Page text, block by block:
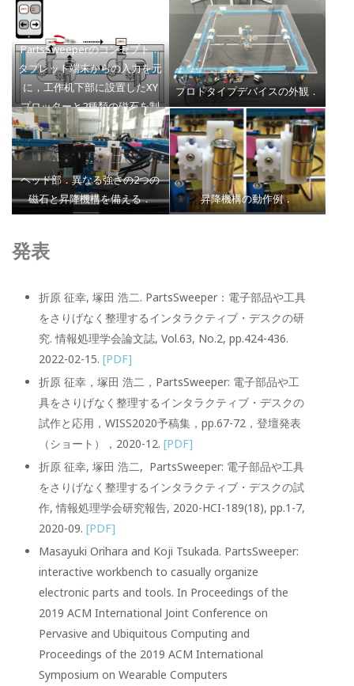
PartsSweeperのコンセプト．
タブレット端末からの入力を元
に，工作机下部に設置したXY
プロッターと2種類の磁石を制
御して，パーツや工具を選択的
に移動／整理する．
プロトタイプデバイスの外観．
ヘッド部．異なる強さの2つの
磁石と昇降機構を備える．
昇降機構の動作例．
発表
折原 征幸, 塚田 浩二. PartsSweeper：電子部品や工具
をさりげなく整理するインタラクティブ・デスクの研
究. 情報処理学会論文誌, Vol.63, No.2, pp.424-436.
2022-02-15. [PDF]
折原 征幸，塚田 浩二，PartsSweeper: 電子部品や工
具をさりげなく整理するインタラクティブ・デスクの
試作と応用，WISS2020予稿集，pp.67-72，登壇発表
（ショート），2020-12. [PDF]
折原 征幸, 塚田 浩二, PartsSweeper: 電子部品や工具
をさりげなく整理するインタラクティブ・デスクの試
作, 情報処理学会研究報告, 2020-HCI-189(18), pp.1-7,
2020-09. [PDF]
Masayuki Orihara and Koji Tsukada. PartsSweeper:
interactive workbench to casually organize
electronic parts and tools. In Proceedings of the
2019 ACM International Joint Conference on
Pervasive and Ubiquitous Computing and
Proceedings of the 2019 ACM International
Symposium on Wearable Computers